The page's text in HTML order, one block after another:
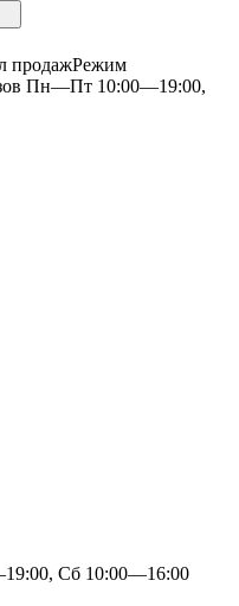
продажРежим
Пн—Пт 10:00—19:00,
Сб 10:00—16:00